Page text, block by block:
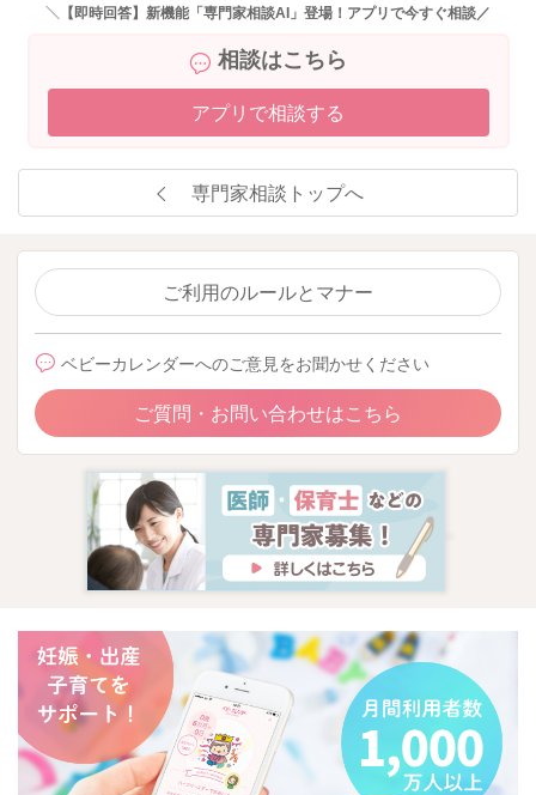
＼【即時回答】新機能「専門家相談AI」登場！アプリで今すぐ相談／
相談はこちら
アプリで相談する
専門家相談トップへ
ご利用のルールとマナー
ベビーカレンダーへのご意見をお聞かせください
ご質問・お問い合わせはこちら